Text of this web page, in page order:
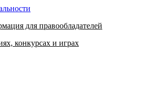
для правообладателей
конкурсах и играх